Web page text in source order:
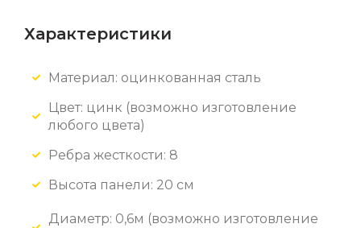
Характеристики
Материал: оцинкованная сталь
Цвет: цинк (возможно изготовление
любого цвета)
Ребра жесткости: 8
Высота панели: 20 см
Диаметр: 0,6м (возможно изготовление